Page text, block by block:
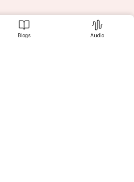
Blogs Audio